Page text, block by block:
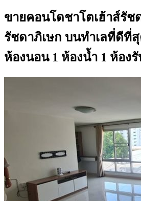
ขายคอนโดชาโตเฮ้าส์รัช
รัชดาภิเษก บนทำเลที่ดีที่
ห้องนอน 1 ห้องน้ำ 1 ห้อง